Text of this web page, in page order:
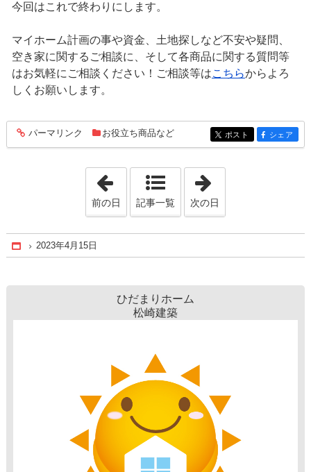
今回はこれで終わりにします。
マイホーム計画の事や資金、土地探しなど不安や疑問、
空き家に関するご相談に、そして各商品に関する質問等
はお気軽にご相談ください！ご相談等はこちらからよろ
しくお願いします。
entry1486
パーマリンク お役立ち商品など entry1486
ポスト entry1486
シェア
「2023年4月14日」
前の日 記事一覧 次の日
Home
2023年4月15日
ひだまりホーム
松崎建築